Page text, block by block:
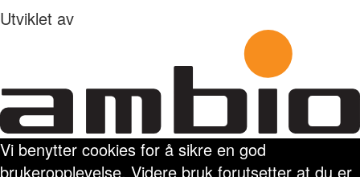
Utviklet av
Vi benytter cookies for å sikre en god
brukeropplevelse. Videre bruk forutsetter at du er